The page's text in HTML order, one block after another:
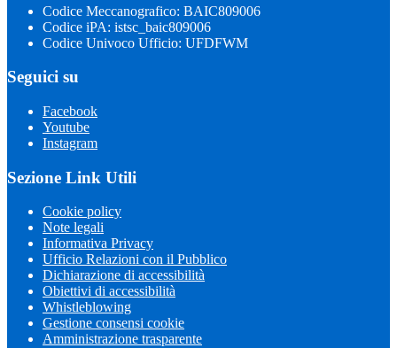
Codice Meccanografico: BAIC809006
Codice iPA: istsc_baic809006
Codice Univoco Ufficio: UFDFWM
Seguici su
Facebook
Youtube
Instagram
Sezione Link Utili
Cookie policy
Note legali
Informativa Privacy
Ufficio Relazioni con il Pubblico
Dichiarazione di accessibilità
Obiettivi di accessibilità
Whistleblowing
Gestione consensi cookie
Amministrazione trasparente